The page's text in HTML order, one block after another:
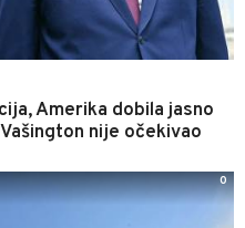
Amerika dobila jasno
nije očekivao
0